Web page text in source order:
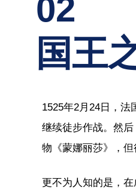
02
国王
1525年2月24日，
继续徒步作战。然
物《蒙娜丽莎》，但
更不为人知的是，